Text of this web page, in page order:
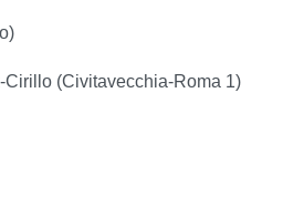
Cirillo (Civitavecchia-Roma 1)